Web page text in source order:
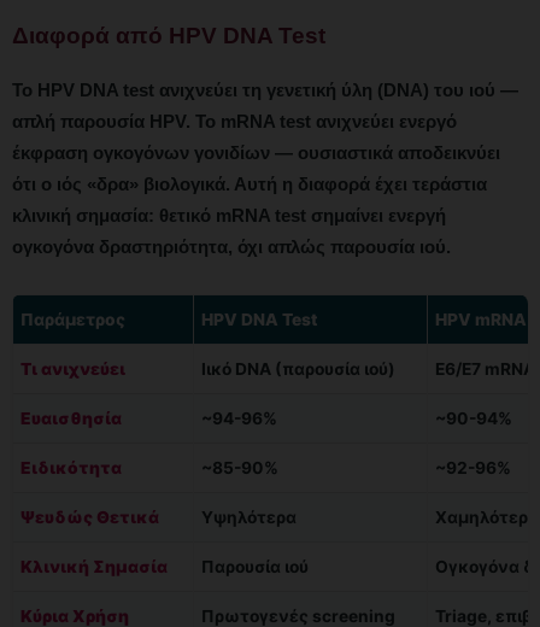
Διαφορά από HPV DNA Test
Το HPV DNA test ανιχνεύει τη γενετική ύλη (DNA) του ιού —
απλή παρουσία HPV. Το mRNA test ανιχνεύει ενεργό
έκφραση ογκογόνων γονιδίων — ουσιαστικά αποδεικνύει
ότι ο ιός «δρα» βιολογικά. Αυτή η διαφορά έχει τεράστια
κλινική σημασία: θετικό mRNA test σημαίνει ενεργή
ογκογόνα δραστηριότητα, όχι απλώς παρουσία ιού.
Παράμετρος HPV DNA Test HPV mRNA
Τι ανιχνεύει Ιικό DNA (παρουσία ιού) E6/E7
Ευαισθησία ~94-96% ~90-94%
Ειδικότητα ~85-90% ~92-96%
Ψευδώς Θετικά Υψηλότερα Χαμηλότερα
Κλινική Σημασία Παρουσία ιού Ογκογόνα
Κύρια Χρήση Πρωτογενές screening Triage,